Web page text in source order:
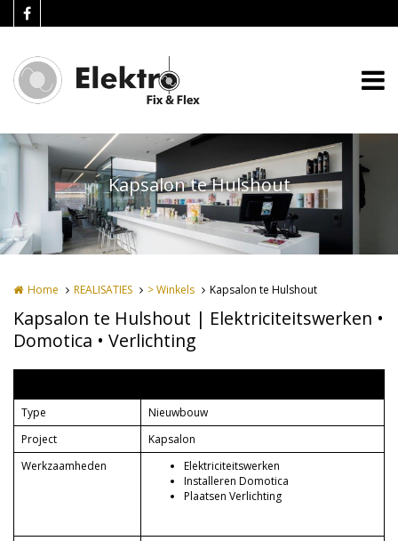
Overslaan en naar de inhoud gaan
Kapsalon te Hulshout
Home REALISATIES > Winkels Kapsalon te Hulshout
Kapsalon te Hulshout | Elektriciteitswerken •
Domotica • Verlichting
Type
Nieuwbouw
Project
Kapsalon
Werkzaamheden
Elektriciteitswerken
Installeren Domotica
Plaatsen Verlichting